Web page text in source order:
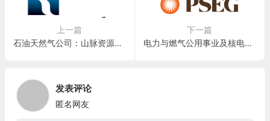
上一篇
石油天然气公司：山脉资源集团（兰吉资源公司）Range Resources Corporation(RRC)
下一篇
电力与燃气公用事业及核电公司：大众服务企业集团 Public Service Enterprise Group(PEG)
发表评论
匿名网友